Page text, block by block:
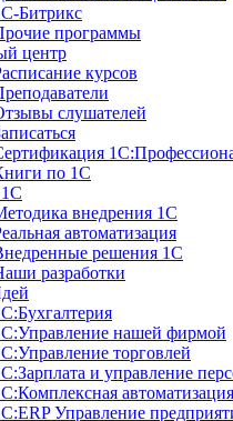
Битрикс
программы
центр
курсов
слушателей
по 1С
внедрения 1С
автоматизация
решения 1С
разработки
нашей фирмой
торговлей
и управление
автоматизация
Управление